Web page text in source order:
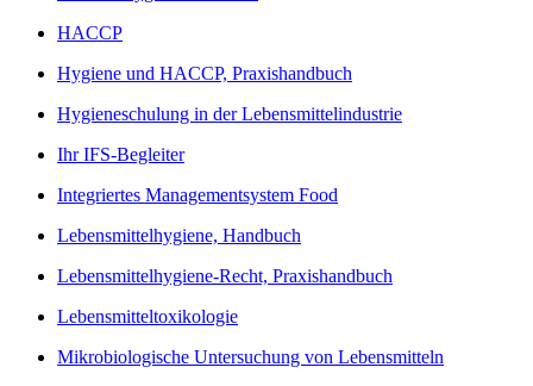
HACCP
Hygiene und HACCP, Praxishandbuch
Hygieneschulung in der Lebensmittelindustrie
Ihr IFS-Begleiter
Integriertes Managementsystem Food
Lebensmittelhygiene, Handbuch
Lebensmittelhygiene-Recht, Praxishandbuch
Lebensmitteltoxikologie
Mikrobiologische Untersuchung von Lebensmitteln